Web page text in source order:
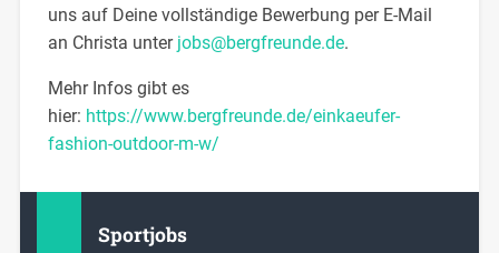
uns auf Deine vollständige Bewerbung per E-Mail
an Christa unter jobs@bergfreunde.de.
Mehr Infos gibt es
hier: https://www.bergfreunde.de/einkaeufer-
fashion-outdoor-m-w/
Sportjobs